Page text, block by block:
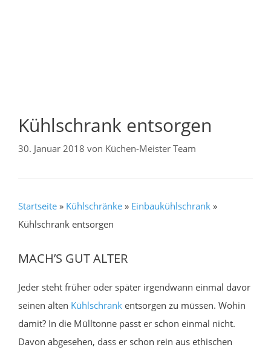
Kühlschrank entsorgen
30. Januar 2018 von Küchen-Meister Team
Startseite » Kühlschränke » Einbaukühlschrank »
Kühlschrank entsorgen
MACH’S GUT ALTER
Jeder steht früher oder später irgendwann einmal davor
seinen alten Kühlschrank entsorgen zu müssen. Wohin
damit? In die Mülltonne passt er schon einmal nicht.
Davon abgesehen, dass er schon rein aus ethischen